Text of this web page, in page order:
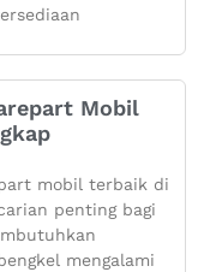
Mobil
mobil terbaik di
penting bagi
mengalami